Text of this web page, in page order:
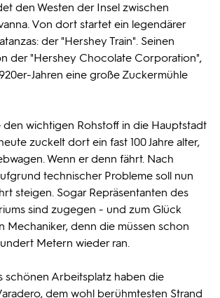
den Westen der Insel zwischen
Von dort startet ein legendärer
der "Hershey Train". Seinen
der "Hershey Chocolate Corporation",
Jahren eine große Zuckermühle
den wichtigen Rohstoff in die Hauptstadt
zuckelt dort ein fast 100 Jahre alter,
Wenn er denn fährt. Nach
technischer Probleme soll nun
steigen. Sogar Repräsentanten des
sind zugegen - und zum Glück
Mechaniker, denn die müssen schon
Metern wieder ran.
schönen Arbeitsplatz haben die
dem wohl berühmtesten Strand